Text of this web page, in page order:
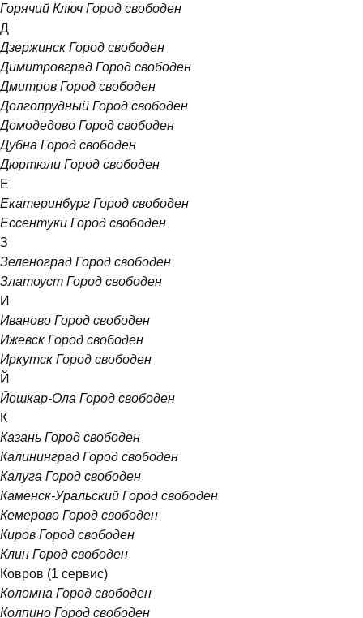
Горячий Ключ Город свободен
Д
Дзержинск Город свободен
Димитровград Город свободен
Дмитров Город свободен
Долгопрудный Город свободен
Домодедово Город свободен
Дубна Город свободен
Дюртюли Город свободен
Е
Екатеринбург Город свободен
Ессентуки Город свободен
З
Зеленоград Город свободен
Златоуст Город свободен
И
Иваново Город свободен
Ижевск Город свободен
Иркутск Город свободен
Й
Йошкар-Ола Город свободен
К
Казань Город свободен
Калининград Город свободен
Калуга Город свободен
Каменск-Уральский Город свободен
Кемерово Город свободен
Киров Город свободен
Клин Город свободен
Ковров (1 сервис)
Коломна Город свободен
Колпино Город свободен